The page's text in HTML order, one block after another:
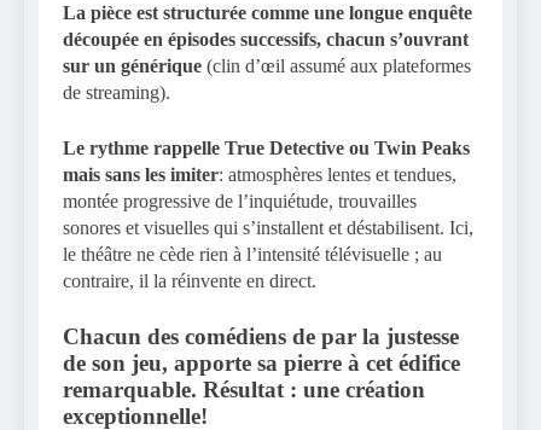
La pièce est structurée comme une longue enquête
découpée en épisodes successifs, chacun s’ouvrant
sur un générique (clin d’œil assumé aux plateformes
de streaming).
Le rythme rappelle True Detective ou Twin Peaks
mais sans les imiter: atmosphères lentes et tendues,
montée progressive de l’inquiétude, trouvailles
sonores et visuelles qui s’installent et déstabilisent. Ici,
le théâtre ne cède rien à l’intensité télévisuelle ; au
contraire, il la réinvente en direct.
Chacun des comédiens de par la justesse
de son jeu, apporte sa pierre à cet édifice
remarquable. Résultat : une création
exceptionnelle!